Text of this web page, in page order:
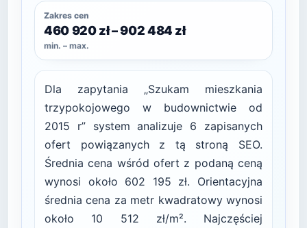
Zakres cen
460 920 zł – 902 484 zł
min. – max.
Dla zapytania „Szukam mieszkania
trzypokojowego w budownictwie od
2015 r” system analizuje 6 zapisanych
ofert powiązanych z tą stroną SEO.
Średnia cena wśród ofert z podaną ceną
wynosi około 602 195 zł. Orientacyjna
średnia cena za metr kwadratowy wynosi
około 10 512 zł/m². Najczęściej